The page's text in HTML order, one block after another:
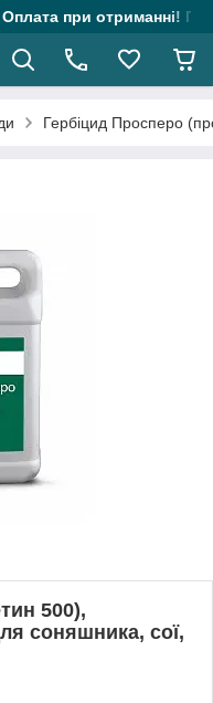
при отриманні!
Гербіцид Просперо
500),
соняшника, сої,